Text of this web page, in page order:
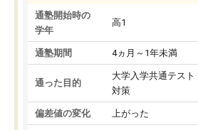
通塾開始時の
学年
高1
通塾期間 4ヵ月～1年未満
通った目的
大学入学共通テスト
対策
偏差値の変化 上がった